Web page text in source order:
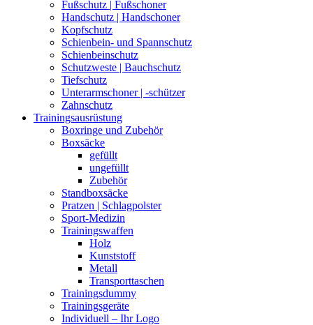
Fußschutz | Fußschoner
Handschutz | Handschoner
Kopfschutz
Schienbein- und Spannschutz
Schienbeinschutz
Schutzweste | Bauchschutz
Tiefschutz
Unterarmschoner | -schützer
Zahnschutz
Trainingsausrüstung
Boxringe und Zubehör
Boxsäcke
gefüllt
ungefüllt
Zubehör
Standboxsäcke
Pratzen | Schlagpolster
Sport-Medizin
Trainingswaffen
Holz
Kunststoff
Metall
Transporttaschen
Trainingsdummy
Trainingsgeräte
Individuell – Ihr Logo